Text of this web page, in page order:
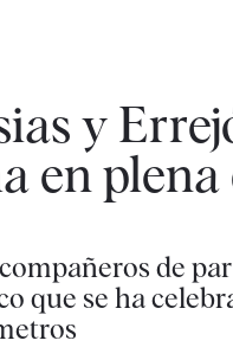
y
en
de
que se ha